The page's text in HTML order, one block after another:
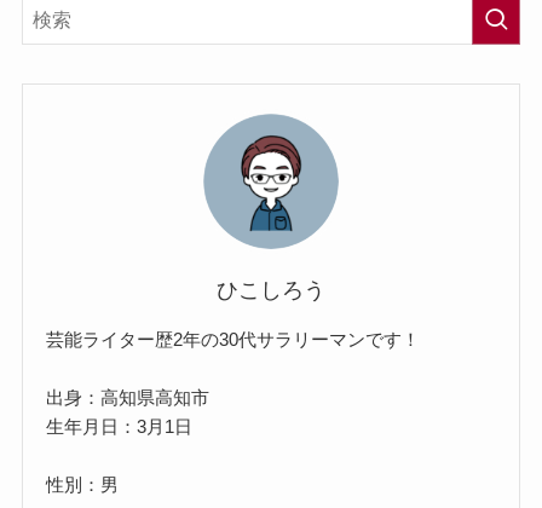
ひこしろう
芸能ライター歴2年の30代サラリーマンです！
出身：高知県高知市
生年月日：3月1日
性別：男